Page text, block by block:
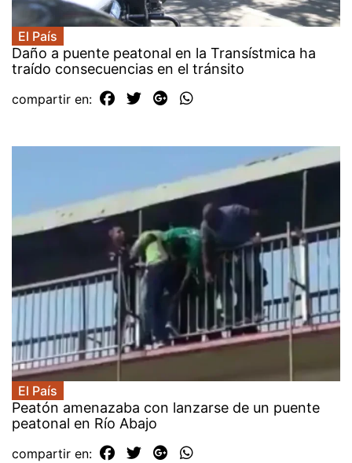
El País
Daño a puente peatonal en la Transístmica ha
traído consecuencias en el tránsito
compartir en:
El País
Peatón amenazaba con lanzarse de un puente
peatonal en Río Abajo
compartir en: